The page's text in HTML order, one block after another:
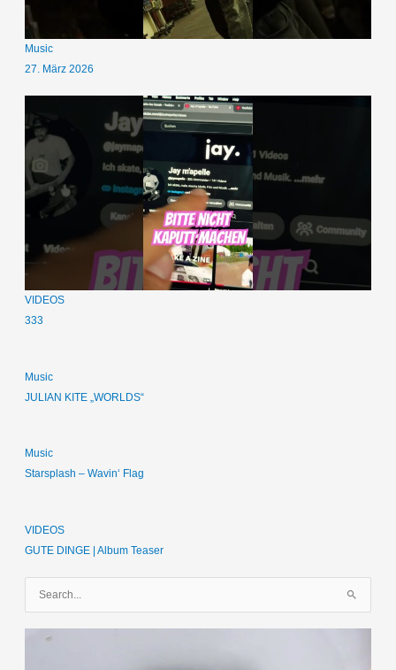
Music
27. März 2026
VIDEOS
333
Music
JULIAN KITE „WORLDS“
Music
Starsplash – Wavin‘ Flag
VIDEOS
GUTE DINGE | Album Teaser
c